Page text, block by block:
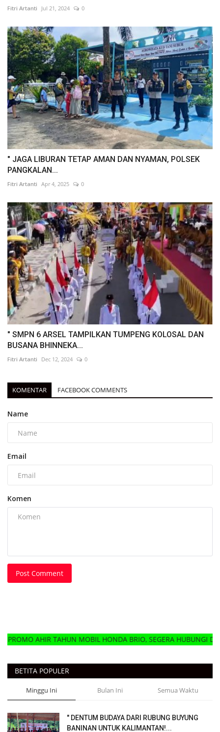
Fitri Artanti Jul 21, 2024 0
" JAGA LIBURAN TETAP AMAN DAN NYAMAN, POLSEK
PANGKALAN...
Fitri Artanti Apr 4, 2025 0
" SMPN 6 ARSEL TAMPILKAN TUMPENG KOLOSAL DAN
BUSANA BHINNEKA...
Fitri Artanti Dec 12, 2024 0
KOMENTAR FACEBOOK COMMENTS
Name
Email
Komen
Post Comment
TAHUN MOBIL HONDA BRIO, SEGERA HUBUNGI DELER HONDA
BETITA POPULER
Minggu Ini Bulan Ini Semua Waktu
" DENTUM BUDAYA DARI RUBUNG BUYUNG
BANINAN UNTUK KALIMANTAN!...